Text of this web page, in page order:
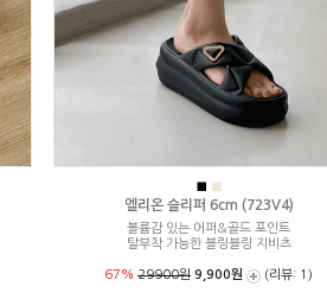
■
엘리온 슬리퍼 6cm (723V4)
볼륨감 있는 어퍼&골드 포인트
탈부착 가능한 블링블링 지비츠
67% 29900원 9,900원 (리뷰: 1)